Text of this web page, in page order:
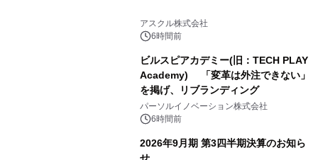
アスクル株式会社
6時間前
ビルスピアカデミー(旧：TECH PLAY
Academy) 「変革は外注できない」
を掲げ、リブランディング
パーソルイノベーション株式会社
6時間前
2026年9月期 第3四半期決算のお知ら